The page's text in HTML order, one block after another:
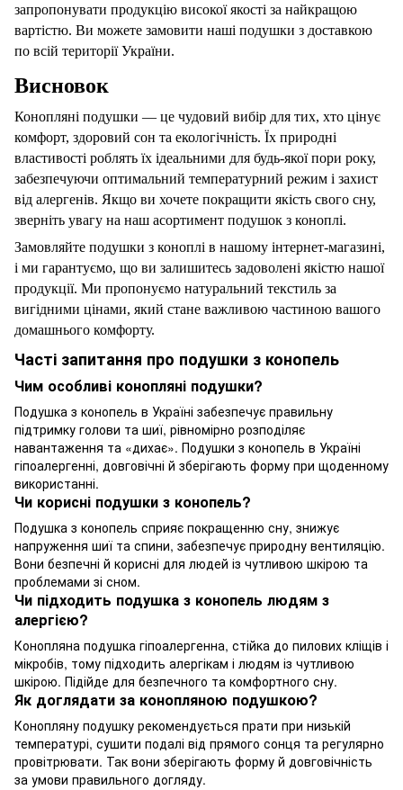
запропонувати продукцію високої якості за найкращою
вартістю. Ви можете замовити наші подушки з доставкою
по всій території України.
Висновок
Конопляні подушки — це чудовий вибір для тих, хто цінує
комфорт, здоровий сон та екологічність. Їх природні
властивості роблять їх ідеальними для будь-якої пори року,
забезпечуючи оптимальний температурний режим і захист
від алергенів. Якщо ви хочете покращити якість свого сну,
зверніть увагу на наш асортимент подушок з коноплі.
Замовляйте подушки з коноплі в нашому інтернет-магазині,
і ми гарантуємо, що ви залишитесь задоволені якістю нашої
продукції. Ми пропонуємо натуральний текстиль за
вигідними цінами, який стане важливою частиною вашого
домашнього комфорту.
Часті запитання про подушки з конопель
Чим особливі конопляні подушки?
Подушка з конопель в Україні забезпечує правильну
підтримку голови та шиї, рівномірно розподіляє
навантаження та «дихає». Подушки з конопель в Україні
гіпоалергенні, довговічні й зберігають форму при щоденному
використанні.
Чи корисні подушки з конопель?
Подушка з конопель сприяє покращенню сну, знижує
напруження шиї та спини, забезпечує природну вентиляцію.
Вони безпечні й корисні для людей із чутливою шкірою та
проблемами зі сном.
Чи підходить подушка з конопель людям з
алергією?
Конопляна подушка гіпоалергенна, стійка до пилових кліщів і
мікробів, тому підходить алергікам і людям із чутливою
шкірою. Підійде для безпечного та комфортного сну.
Як доглядати за конопляною подушкою?
Конопляну подушку рекомендується прати при низькій
температурі, сушити подалі від прямого сонця та регулярно
провітрювати. Так вони зберігають форму й довговічність
за умови правильного догляду.